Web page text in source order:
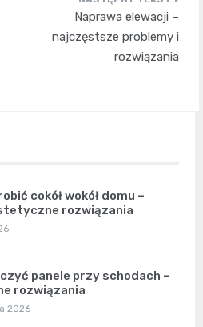
Naprawa elewacji –
najczęstsze problemy i
rozwiązania
cokół wokół domu –
rozwiązania
panele przy schodach –
rozwiązania
2026